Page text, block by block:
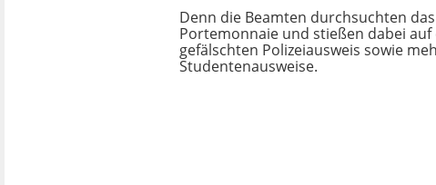
Denn die Beamten durchsuchten das
Portemonnaie und stießen dabei auf
gefälschten Polizeiausweis sowie
Studentenausweise.